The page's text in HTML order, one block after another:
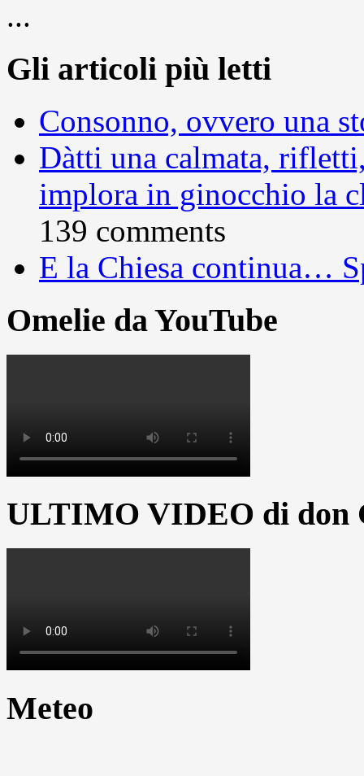
...
Gli articoli più letti
Consonno, ovvero una
Dàtti una calmata,
implora in ginocchio la
139 comments
E la Chiesa continua…
Omelie da YouTube
ULTIMO VIDEO di don
Meteo